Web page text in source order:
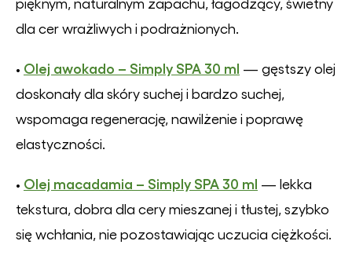
dla cer wrażliwych i podrażnionych.
• Olej awokado – Simply SPA 30 ml — gęstszy olej
doskonały dla skóry suchej i bardzo suchej,
wspomaga regenerację, nawilżenie i poprawę
elastyczności.
• Olej macadamia – Simply SPA 30 ml — lekka
tekstura, dobra dla cery mieszanej i tłustej, szybko
się wchłania, nie pozostawiając uczucia ciężkości.